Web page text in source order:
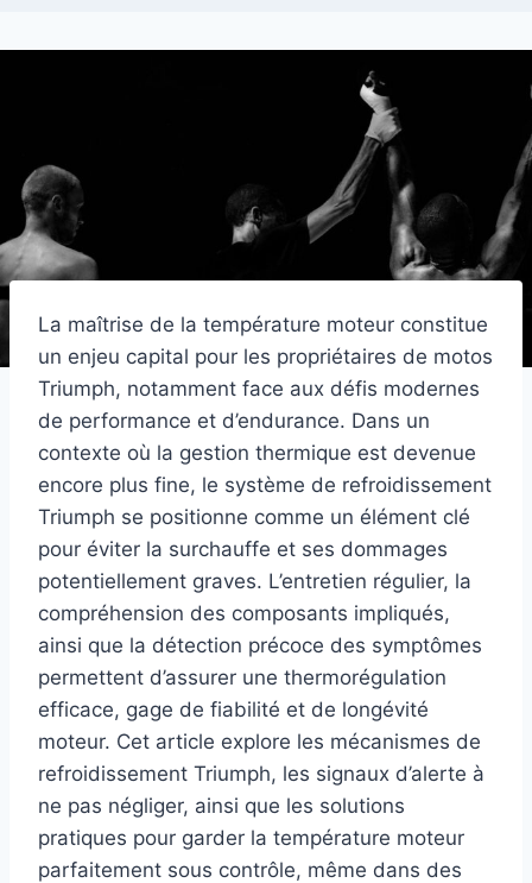
La maîtrise de la température moteur constitue
un enjeu capital pour les propriétaires de motos
Triumph, notamment face aux défis modernes
de performance et d’endurance. Dans un
contexte où la gestion thermique est devenue
encore plus fine, le système de refroidissement
Triumph se positionne comme un élément clé
pour éviter la surchauffe et ses dommages
potentiellement graves. L’entretien régulier, la
compréhension des composants impliqués,
ainsi que la détection précoce des symptômes
permettent d’assurer une thermorégulation
efficace, gage de fiabilité et de longévité
moteur. Cet article explore les mécanismes de
refroidissement Triumph, les signaux d’alerte à
ne pas négliger, ainsi que les solutions
pratiques pour garder la température moteur
parfaitement sous contrôle, même dans des